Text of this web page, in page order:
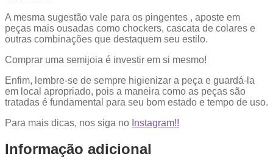
A mesma sugestão vale para os pingentes , aposte em
peças mais ousadas como chockers, cascata de colares e
outras combinações que destaquem seu estilo.
Comprar uma semijoia é investir em si mesmo!
Enfim, lembre-se de sempre higienizar a peça e guardá-la
em local apropriado, pois a maneira como as peças são
tratadas é fundamental para seu bom estado e tempo de uso.
Para mais dicas, nos siga no Instagram!!
Informação adicional